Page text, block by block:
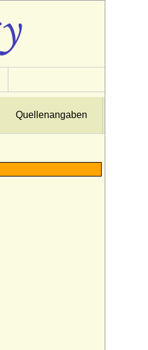
Quellenangaben